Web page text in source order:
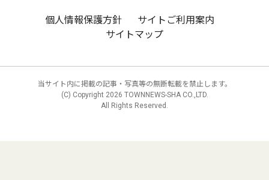
個人情報保護方針
サイトご利用案内
サイトマップ
当サイト内に掲載の記事・写真等の無断転載を禁止します。
(C) Copyright 2026 TOWNNEWS-SHA CO.,LTD.
All Rights Reserved.